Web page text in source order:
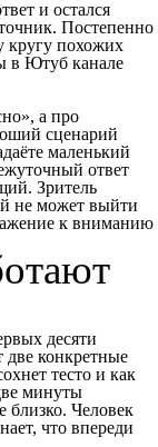
и остался
Постепенно
кругу похожих
в Ютуб канале
а про
сценарий
маленький
ответ
Зритель
не может выйти
к вниманию
десяти
две конкретные
тесто и как
минуты
близко. Человек
что впереди